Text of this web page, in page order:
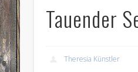
Tauender
Theresia Künstler